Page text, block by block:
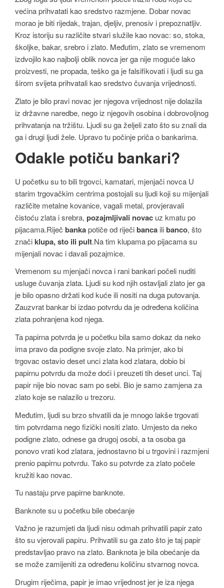
većina prihvatati kao sredstvo razmjene. Dobar novac
morao je biti rijedak, trajan, djeljiv, prenosiv i prepoznatljiv.
Kroz istoriju su različite stvari služile kao novac: so, stoka,
školjke, bakar, srebro i zlato. Međutim, zlato se vremenom
izdvojilo kao najbolji oblik novca jer ga nije moguće lako
proizvesti, ne propada, teško ga je falsifikovati i ljudi su ga
širom svijeta prihvatali kao sredstvo čuvanja vrijednosti.
Zlato je bilo pravi novac jer njegova vrijednost nije dolazila
iz državne naredbe, nego iz njegovih osobina i dobrovoljnog
prihvatanja na tržištu. Ljudi su ga željeli zato što su znali da
ga i drugi ljudi žele. Upravo tu počinje priča o bankarima.
Odakle potiču bankari?
U početku su to bili trgovci, kamatari, mjenjači novca U
starim trgovačkim centrima postojali su ljudi koji su mijenjali
različite metalne kovanice, vagali metal, provjeravali
čistoću zlata i srebra, pozajmljivali novac uz kmatu po
pijacama.Riječ bankapotiče od riječi banca ili banco, što
znači klupa, sto ili pult.Na tim klupama po pijacama su
mijenjali novac i davali pozajmice.
Vremenom su mjenjači novca i rani bankari počeli nuditi
usluge čuvanja zlata. Ljudi su kod njih ostavljali zlato jer ga
je bilo opasno držati kod kuće ili nositi na duga putovanja.
Zauzvrat bankar bi izdao potvrdu da je određena količina
zlata pohranjena kod njega.
Ta papirna potvrda je u početku bila samo dokaz da neko
ima pravo da podigne svoje zlato. Na primjer, ako bi
trgovac ostavio deset unci zlata kod zlatara, dobio bi
papirnu potvrdu da može doći i preuzeti tih deset unci. Taj
papir nije bio novac sam po sebi. Bio je samo zamjena za
zlato koje se nalazilo u trezoru.
Međutim, ljudi su brzo shvatili da je mnogo lakše trgovati
tim potvrdama nego fizički nositi zlato. Umjesto da neko
podigne zlato, odnese ga drugoj osobi, a ta osoba ga
ponovo vrati kod zlatara, jednostavno bi u trgovini i razmjeni
prenio papirnu potvrdu. Tako su potvrde za zlato počele
kružiti kao novac.
Tu nastaju prve papirne banknote.
Banknote su u početku bile obećanje
Važno je razumjeti da ljudi nisu odmah prihvatili papir zato
što su vjerovali papiru. Prihvatili su ga zato što je taj papir
predstavljao pravo na zlato. Banknota je bila obećanje da
se može zamijeniti za određenu količinu stvarnog novca.
Drugim riječima, papir je imao vrijednost jer je iza njega